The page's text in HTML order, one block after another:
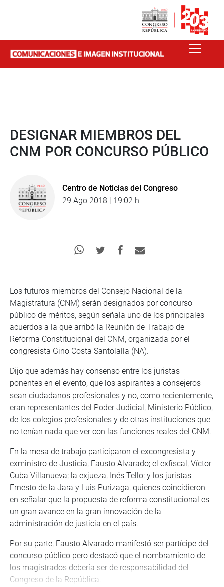
DESIGNAR MIEMBROS DEL
CNM POR CONCURSO PÚBLICO
Centro de Noticias del Congreso
29 Ago 2018 | 19:02 h
Los futuros miembros del Consejo Nacional de la
Magistratura (CNM) serán designados por concurso
público de méritos, según señala uno de los principales
acuerdos a la que arribó la Reunión de Trabajo de
Reforma Constitucional del CNM, organizada por el
congresista Gino Costa Santolalla (NA).
Dijo que además hay consenso entre los juristas
ponentes en el evento, que los aspirantes a consejeros
sean ciudadanos profesionales y no, como recientemente,
eran representantes del Poder Judicial, Ministerio Público,
de los colegios profesionales y de otras instituciones que
no tenían nada que ver con las funciones reales del CNM.
En la mesa de trabajo participaron el excongresista y
exministro de Justicia, Fausto Alvarado; el exfiscal, Víctor
Cuba Villanueva; la exjueza, Inés Tello; y los juristas
Ernesto de la Jara y Luis Purizaga, quienes coincidieron
en señalar que la propuesta de reforma constitucional es
un gran avance en la gran innovación de la
administración de justicia en el país.
Por su parte, Fausto Alvarado manifestó ser partícipe del
concurso público pero destacó que el nombramiento de
los magistrados debería ser de responsabilidad del
Congreso de la República.